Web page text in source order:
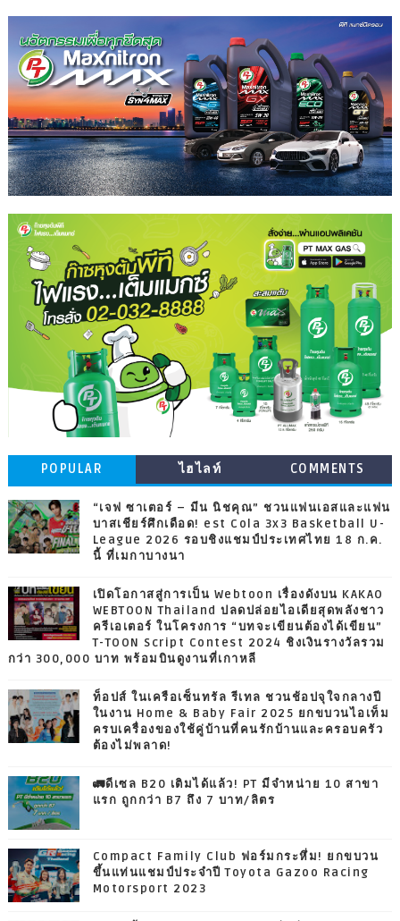
POPULAR ไฮไลท์ COMMENTS
“เจฟ ซาเตอร์ – มีน นิชคุณ” ชวนแฟนเอสและแฟน
บาสเชียร์ศึกเดือด! est Cola 3x3 Basketball U-
League 2026 รอบชิงแชมป์ประเทศไทย 18 ก.ค.
นี้ ที่เมกาบางนา
เปิดโอกาสสู่การเป็น Webtoon เรื่องดังบน KAKAO
WEBTOON Thailand ปลดปล่อยไอเดียสุดพลังชาว
ครีเอเตอร์ ในโครงการ “บทจะเขียนต้องได้เขียน”
T-TOON Script Contest 2024 ชิงเงินรางวัลรวม
กว่า 300,000 บาท พร้อมบินดูงานที่เกาหลี
ท็อปส์ ในเครือเซ็นทรัล รีเทล ชวนช้อปจุใจกลางปี
ในงาน Home & Baby Fair 2025 ยกขบวนไอเท็ม
ครบเครื่องของใช้คู่บ้านที่คนรักบ้านและครอบครัว
ต้องไม่พลาด!
🚛ดีเซล B20 เติมได้แล้ว! PT มีจำหน่าย 10 สาขา
แรก ถูกกว่า B7 ถึง 7 บาท/ลิตร
Compact Family Club ฟอร์มกระหึ่ม! ยกขบวน
ขึ้นแท่นแชมป์ประจำปี Toyota Gazoo Racing
Motorsport 2023